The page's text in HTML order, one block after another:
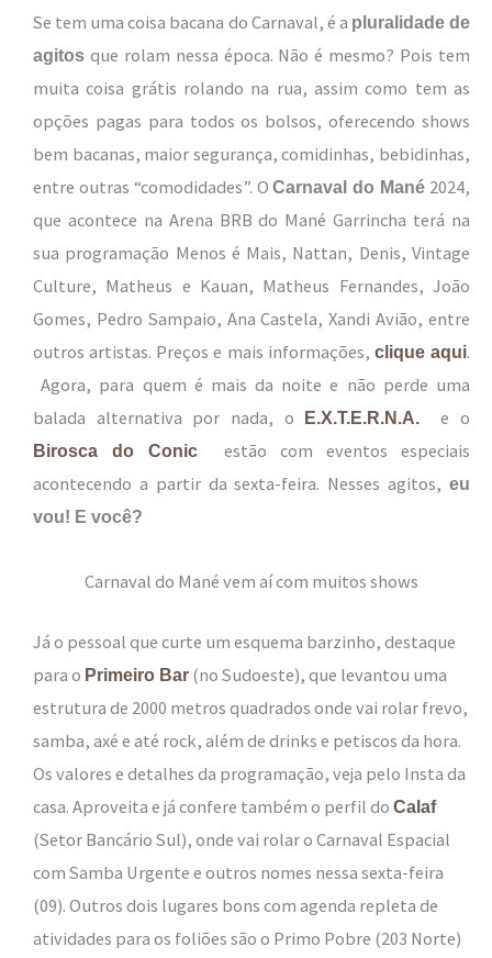
Se tem uma coisa bacana do Carnaval, é a pluralidade de
agitos que rolam nessa época. Não é mesmo? Pois tem
muita coisa grátis rolando na rua, assim como tem as
opções pagas para todos os bolsos, oferecendo shows
bem bacanas, maior segurança, comidinhas, bebidinhas,
entre outras “comodidades”. OCarnaval do Mané 2024,
que acontece na Arena BRB do Mané Garrincha terá na
sua programação Menos é Mais, Nattan, Denis, Vintage
Culture, Matheus e Kauan, Matheus Fernandes, João
Gomes, Pedro Sampaio, Ana Castela, Xandi Avião, entre
outros artistas. Preços e mais informações, clique aqui.
Agora, para quem é mais da noite e não perde uma
balada alternativa por nada, o
E.X.T.E.R.N.A. e o
Birosca do Conic estão com eventos especiais
acontecendo a partir da sexta-feira. Nesses agitos, eu
vou! E você?
Carnaval do Mané vem aí com muitos shows
Já o pessoal que curte um esquema barzinho, destaque
para o Primeiro Bar (no Sudoeste), que levantou uma
estrutura de 2000 metros quadrados onde vai rolar frevo,
samba, axé e até rock, além de drinks e petiscos da hora.
Os valores e detalhes da programação, veja pelo Insta da
casa. Aproveita e já confere também o perfil do Calaf
(Setor Bancário Sul), onde vai rolar o Carnaval Espacial
com Samba Urgente e outros nomes nessa sexta-feira
(09). Outros dois lugares bons com agenda repleta de
atividades para os foliões são o Primo Pobre (203 Norte)